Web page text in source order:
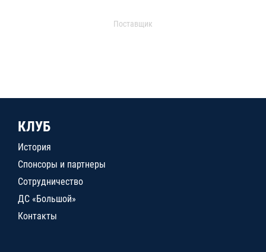
Поставщик
КЛУБ
История
Спонсоры и партнеры
Сотрудничество
ДС «Большой»
Контакты